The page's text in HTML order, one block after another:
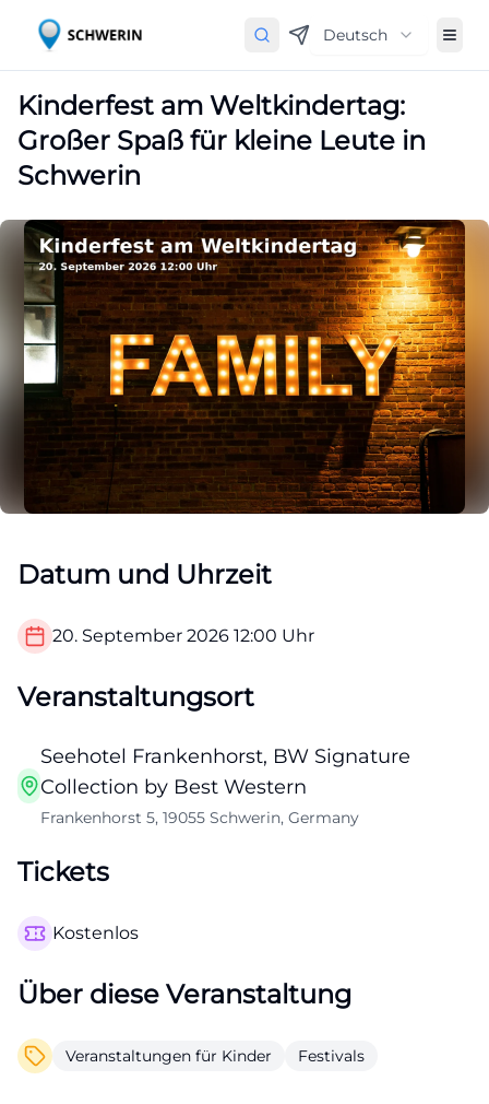
Deutsch
Kinderfest am Weltkindertag:
Großer Spaß für kleine Leute in
Schwerin
Datum und Uhrzeit
20. September 2026 12:00 Uhr
Veranstaltungsort
Seehotel Frankenhorst, BW Signature
Collection by Best Western
Frankenhorst 5, 19055 Schwerin, Germany
Tickets
Kostenlos
Über diese Veranstaltung
Veranstaltungen für Kinder Festivals